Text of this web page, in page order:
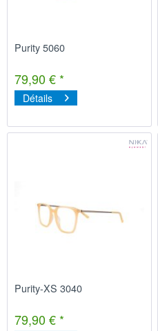
Purity 5060
79,90 € *
Détails
Purity-XS 3040
79,90 € *